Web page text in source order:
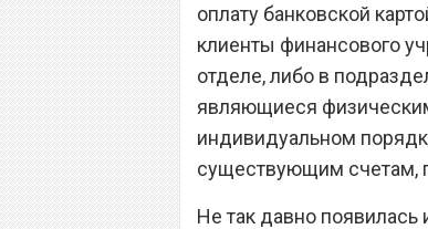
оплату банковской
клиенты финансового
отделе, либо в
являющиеся
индивидуальном
существующим счетам,
Не так давно